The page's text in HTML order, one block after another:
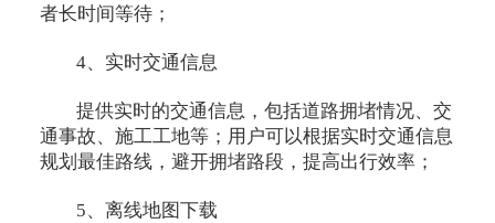
者长时间等待；
4、实时交通信息
提供实时的交通信息，包括道路拥堵情况、交
通事故、施工工地等；用户可以根据实时交通信息
规划最佳路线，避开拥堵路段，提高出行效率；
5、离线地图下载